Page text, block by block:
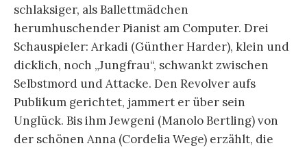
schlaksiger, als Ballettmädchen
herumhuschender Pianist am Computer. Drei
Schauspieler: Arkadi (Günther Harder), klein und
dicklich, noch „Jungfrau“, schwankt zwischen
Selbstmord und Attacke. Den Revolver aufs
Publikum gerichtet, jammert er über sein
Unglück. Bis ihm Jewgeni (Manolo Bertling) von
der schönen Anna (Cordelia Wege) erzählt, die